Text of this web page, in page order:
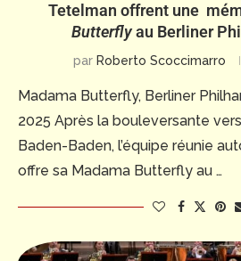
Tetelman offrent une
Butterflyau Berliner
par Roberto Scoccimarro
Madama Butterfly, Berliner
2025 Après la bouleversante
Baden-Baden, l’équipe réunie
offre sa Madama Butterfly au …